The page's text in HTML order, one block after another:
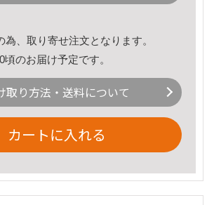
為、取り寄せ注文となります。
頃のお届け予定です。
取り方法・送料について
カートに入れる